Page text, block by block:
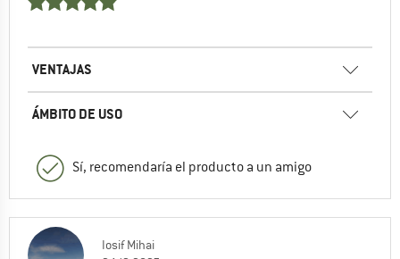
VENTAJAS
ÁMBITO DE USO
Sí, recomendaría el producto a un amigo
Iosif Mihai